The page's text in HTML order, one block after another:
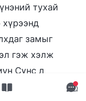
тухай
хүрээнд
замыг
гэж хэлж
Сүнс л
Сүнс түүнийг